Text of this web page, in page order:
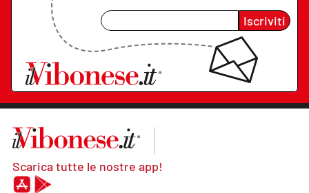
Iscriviti
Scarica tutte le nostre app!